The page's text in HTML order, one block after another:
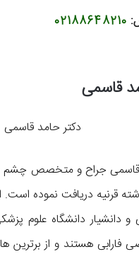
02188648210
قاسمی
قاسمی جراح و متخصص چشم
قرنیه دریافت نموده
دانشیار دانشگاه علوم
هستند و از برترین‌